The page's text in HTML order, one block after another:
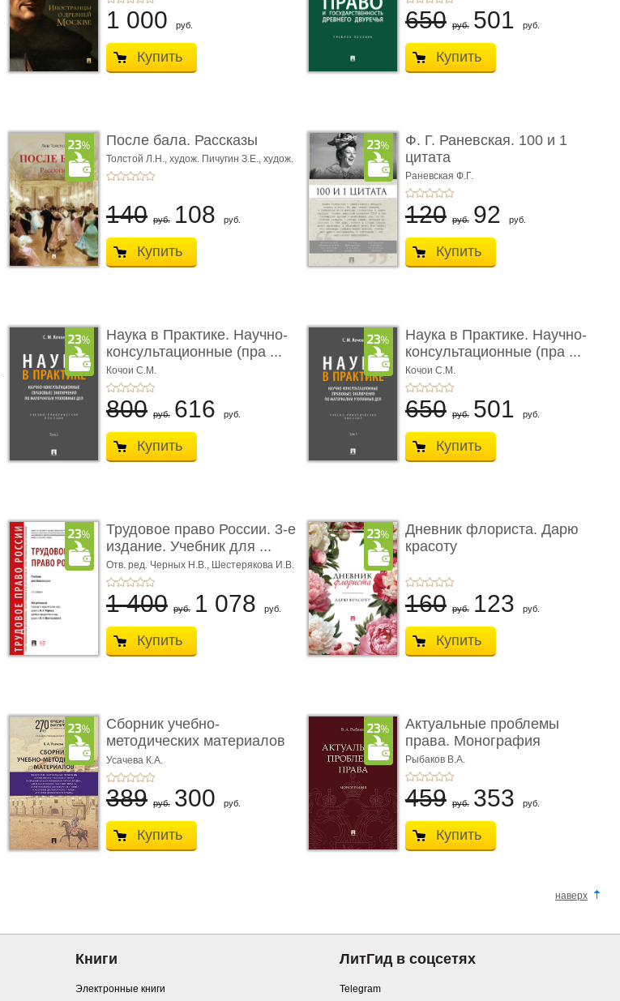
1 000 руб.
Купить
650 руб. 501 руб.
Купить
После бала. Рассказы
Толстой Л.Н., худож. Пичугин З.Е., худож.
Лебедев А.И.,
140 руб. 108 руб.
Купить
Ф. Г. Раневская. 100 и 1
цитата
Раневская Ф.Г.
120 руб. 92 руб.
Купить
Наука в Практике. Научно-
консультационные (пра ...
Кочои С.М.
800 руб. 616 руб.
Купить
Наука в Практике. Научно-
консультационные (пра ...
Кочои С.М.
650 руб. 501 руб.
Купить
Трудовое право России. 3-е
издание. Учебник для ...
Отв. ред. Черных Н.В., Шестерякова И.В.
1 400 руб. 1 078 руб.
Купить
Дневник флориста. Дарю
красоту
160 руб. 123 руб.
Купить
Сборник учебно-
методических материалов
по кур ...
Усачева К.А.
389 руб. 300 руб.
Купить
Актуальные проблемы
права. Монография
Рыбаков В.А.
459 руб. 353 руб.
Купить
наверх
Книги
Электронные книги
ЛитГид в соцсетях
Telegram